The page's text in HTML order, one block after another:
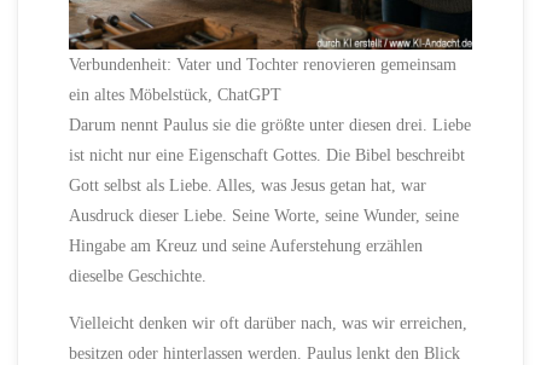
Verbundenheit: Vater und Tochter renovieren gemeinsam
ein altes Möbelstück, ChatGPT
Darum nennt Paulus sie die größte unter diesen drei. Liebe
ist nicht nur eine Eigenschaft Gottes. Die Bibel beschreibt
Gott selbst als Liebe. Alles, was Jesus getan hat, war
Ausdruck dieser Liebe. Seine Worte, seine Wunder, seine
Hingabe am Kreuz und seine Auferstehung erzählen
dieselbe Geschichte.
Vielleicht denken wir oft darüber nach, was wir erreichen,
besitzen oder hinterlassen werden. Paulus lenkt den Blick